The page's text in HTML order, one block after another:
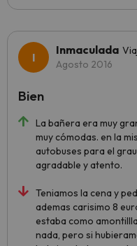
Inmaculada
Agosto 2016
La bañera era muy
muy cómodas. en la
autobuses para el
agradable y atento.
Teniamos la cena y
ademas carisimo 8
estaba como
nada, pero si
Bien